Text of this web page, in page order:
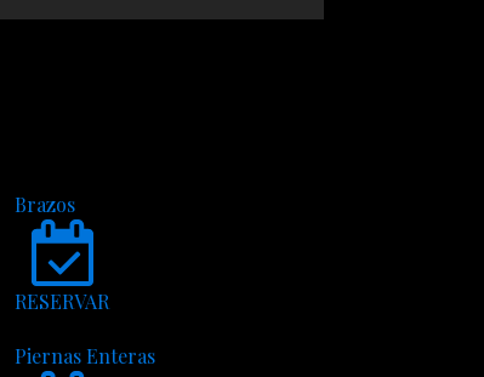
Brazos
RESERVAR
Piernas Enteras